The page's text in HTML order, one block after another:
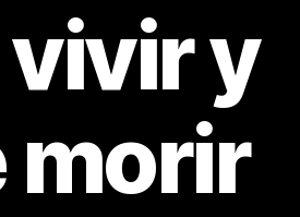
y
morir